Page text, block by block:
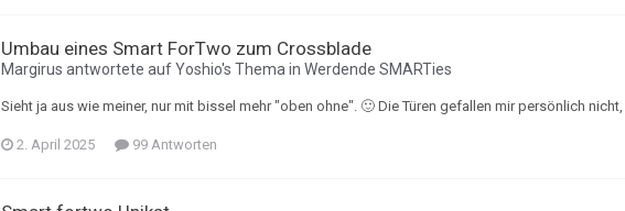
Umbau eines Smart ForTwo zum Crossblade
Margirus antwortete aufYoshio's Thema in Werdende SMARTies
Sieht ja aus wie meiner, nur mit bissel mehr "oben ohne". 🙂 Die Türen gefallen mir persönlich
2. April 2025 99 Antworten